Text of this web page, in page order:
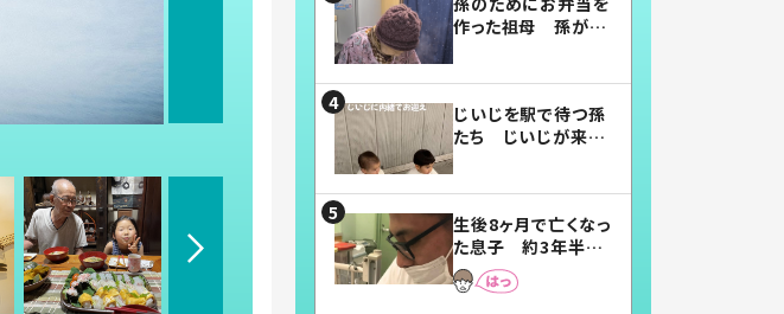
作った祖母 孫が絶
じいじを駅で待つ孫
たち じいじが来た
まらない」「幸せにな
れる」
生後8ヶ月で亡くなっ
た息子 約3年半
後、当時の妻の日記
に書いてあった本音